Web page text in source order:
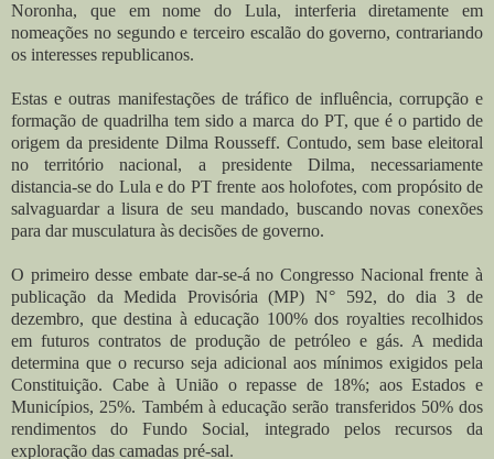
Noronha, que em nome do Lula, interferia diretamente em
nomeações no segundo e terceiro escalão do governo, contrariando
os interesses republicanos.
Estas e outras manifestações de tráfico de influência, corrupção e
formação de quadrilha tem sido a marca do PT, que é o partido de
origem da presidente Dilma Rousseff. Contudo, sem base eleitoral
no território nacional, a presidente Dilma, necessariamente
distancia-se do Lula e do PT frente aos holofotes, com propósito de
salvaguardar a lisura de seu mandado, buscando novas conexões
para dar musculatura às decisões de governo.
O primeiro desse embate dar-se-á no Congresso Nacional frente à
publicação da Medida Provisória (MP) N° 592, do dia 3 de
dezembro, que destina à educação 100% dos royalties recolhidos
em futuros contratos de produção de petróleo e gás. A medida
determina que o recurso seja adicional aos mínimos exigidos pela
Constituição. Cabe à União o repasse de 18%; aos Estados e
Municípios, 25%. Também à educação serão transferidos 50% dos
rendimentos do Fundo Social, integrado pelos recursos da
exploração das camadas pré-sal.